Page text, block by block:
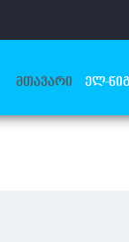
ᲛᲗᲐᲕᲐᲠᲘ ᲔᲚ-